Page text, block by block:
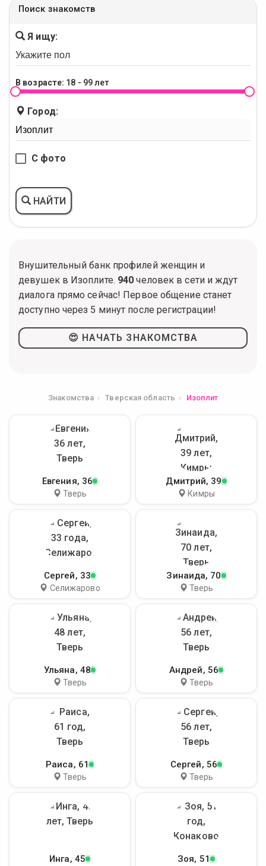
Поиск знакомств
Я ищу:
В возрасте: 18 - 99 лет
Город:
С фото
НАЙТИ
Внушительный банк профилей женщин и
девушек в Изоплите. 940 человек в сети и ждут
диалога прямо сейчас! Первое общение станет
доступно через 5 минут после регистрации!
😍 НАЧАТЬ ЗНАКОМСТВА
Знакомства Тверская область Изоплит
Евгения, 36
Тверь
Дмитрий, 39
Кимры
Сергей, 33
Селижарово
Зинаида, 70
Тверь
Ульяна, 48
Тверь
Андрей, 56
Тверь
Раиса, 61
Тверь
Сергей, 56
Тверь
Инга, 45 Зоя, 51